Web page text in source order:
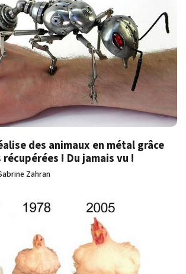
des animaux en métal grâce
récupérées ! Du jamais vu !
Zahran